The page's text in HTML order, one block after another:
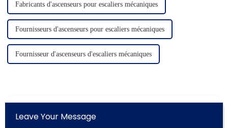
Fabricants d'ascenseurs pour escaliers mécaniques
Fournisseurs d'ascenseurs pour escaliers mécaniques
Fournisseur d'ascenseurs d'escaliers mécaniques
Leave Your Message